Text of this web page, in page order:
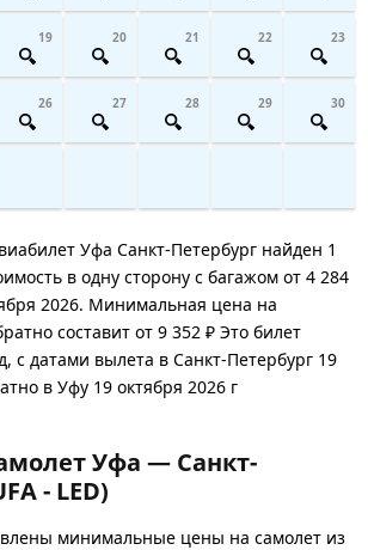
19 20 21 22 23
26 27 28 29 30
Уфа Санкт-Петербург найден 1
в одну сторону с багажом от 4 284
2026. Минимальная цена на
составит от 9 352 ₽ Это билет
с датами вылета в Санкт-Петербург 19
в Уфу 19 октября 2026 г
Уфа — Санкт-
- LED)
минимальные цены на самолет из